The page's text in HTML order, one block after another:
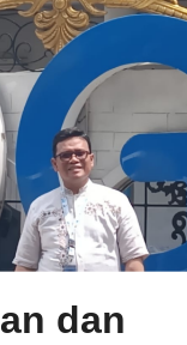
dan